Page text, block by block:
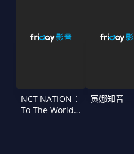
NCT NATION：
To The World
寅娜知音